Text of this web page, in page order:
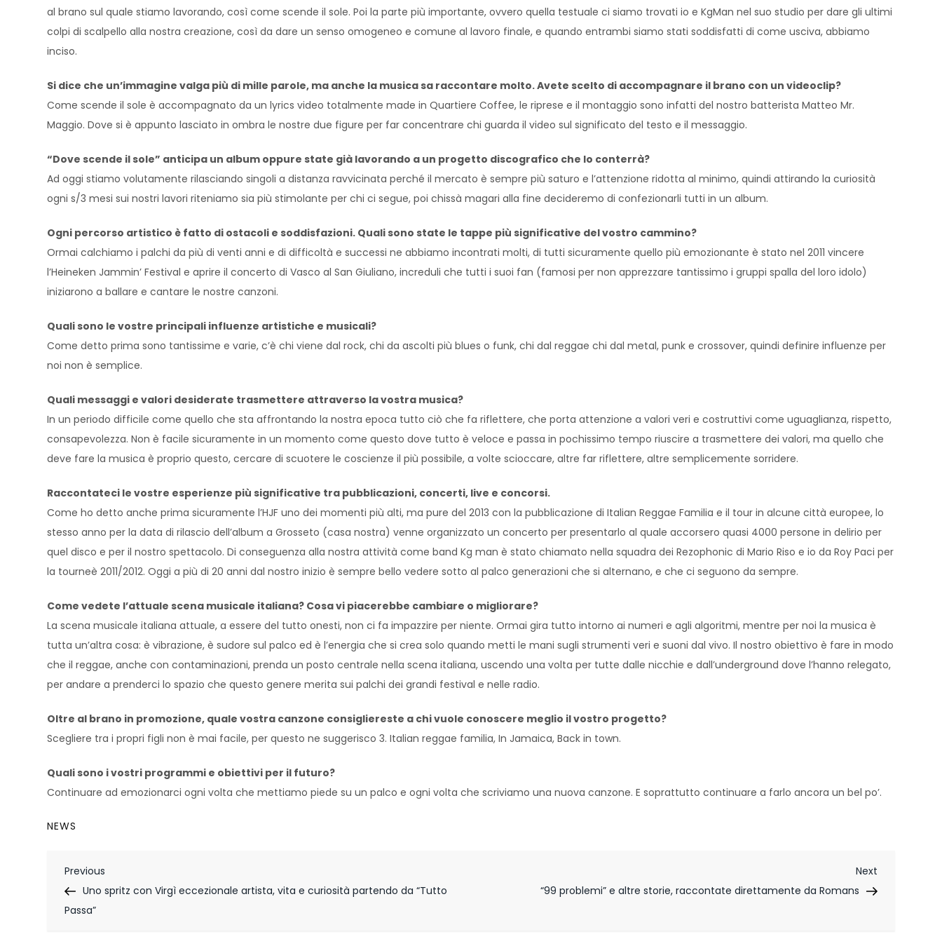
al brano sul quale stiamo lavorando, così come scende il sole. Poi la parte più importante, ovvero quella testuale ci siamo trovati io e KgMan nel suo studio per dare gli ultimi
colpi di scalpello alla nostra creazione, così da dare un senso omogeneo e comune al lavoro finale, e quando entrambi siamo stati soddisfatti di come usciva, abbiamo
inciso.
Si dice che un’immagine valga più di mille parole, ma anche la musica sa raccontare molto. Avete scelto di accompagnare il brano con un videoclip?
Come scende il sole è accompagnato da un lyrics video totalmente made in Quartiere Coffee, le riprese e il montaggio sono infatti del nostro batterista Matteo Mr.
Maggio. Dove si è appunto lasciato in ombra le nostre due figure per far concentrare chi guarda il video sul significato del testo e il messaggio.
“Dove scende il sole” anticipa un album oppure state già lavorando a un progetto discografico che lo conterrà?
Ad oggi stiamo volutamente rilasciando singoli a distanza ravvicinata perché il mercato è sempre più saturo e l’attenzione ridotta al minimo, quindi attirando la curiosità
ogni s/3 mesi sui nostri lavori riteniamo sia più stimolante per chi ci segue, poi chissà magari alla fine decideremo di confezionarli tutti in un album.
Ogni percorso artistico è fatto di ostacoli e soddisfazioni. Quali sono state le tappe più significative del vostro cammino?
Ormai calchiamo i palchi da più di venti anni e di difficoltà e successi ne abbiamo incontrati molti, di tutti sicuramente quello più emozionante è stato nel 2011 vincere
l’Heineken Jammin’ Festival e aprire il concerto di Vasco al San Giuliano, increduli che tutti i suoi fan (famosi per non apprezzare tantissimo i gruppi spalla del loro idolo)
iniziarono a ballare e cantare le nostre canzoni.
Quali sono le vostre principali influenze artistiche e musicali?
Come detto prima sono tantissime e varie, c’è chi viene dal rock, chi da ascolti più blues o funk, chi dal reggae chi dal metal, punk e crossover, quindi definire influenze per
noi non è semplice.
Quali messaggi e valori desiderate trasmettere attraverso la vostra musica?
In un periodo difficile come quello che sta affrontando la nostra epoca tutto ciò che fa riflettere, che porta attenzione a valori veri e costruttivi come uguaglianza, rispetto,
consapevolezza. Non è facile sicuramente in un momento come questo dove tutto è veloce e passa in pochissimo tempo riuscire a trasmettere dei valori, ma quello che
deve fare la musica è proprio questo, cercare di scuotere le coscienze il più possibile, a volte scioccare, altre far riflettere, altre semplicemente sorridere.
Raccontateci le vostre esperienze più significative tra pubblicazioni, concerti, live e concorsi.
Come ho detto anche prima sicuramente l’HJF uno dei momenti più alti, ma pure del 2013 con la pubblicazione di Italian Reggae Familia e il tour in alcune città europee, lo
stesso anno per la data di rilascio dell’album a Grosseto (casa nostra) venne organizzato un concerto per presentarlo al quale accorsero quasi 4000 persone in delirio per
quel disco e per il nostro spettacolo. Di conseguenza alla nostra attività come band Kg man è stato chiamato nella squadra dei Rezophonic di Mario Riso e io da Roy Paci per
la tourneè 2011/2012. Oggi a più di 20 anni dal nostro inizio è sempre bello vedere sotto al palco generazioni che si alternano, e che ci seguono da sempre.
Come vedete l’attuale scena musicale italiana? Cosa vi piacerebbe cambiare o migliorare?
La scena musicale italiana attuale, a essere del tutto onesti, non ci fa impazzire per niente. Ormai gira tutto intorno ai numeri e agli algoritmi, mentre per noi la musica è
tutta un’altra cosa: è vibrazione, è sudore sul palco ed è l’energia che si crea solo quando metti le mani sugli strumenti veri e suoni dal vivo. Il nostro obiettivo è fare in modo
che il reggae, anche con contaminazioni, prenda un posto centrale nella scena italiana, uscendo una volta per tutte dalle nicchie e dall’underground dove l’hanno relegato,
per andare a prenderci lo spazio che questo genere merita sui palchi dei grandi festival e nelle radio.
Oltre al brano in promozione, quale vostra canzone consigliereste a chi vuole conoscere meglio il vostro progetto?
Scegliere tra i propri figli non è mai facile, per questo ne suggerisco 3. Italian reggae familia, In Jamaica, Back in town.
Quali sono i vostri programmi e obiettivi per il futuro?
Continuare ad emozionarci ogni volta che mettiamo piede su un palco e ogni volta che scriviamo una nuova canzone. E soprattutto continuare a farlo ancora un bel po’.
NEWS
N
a
Previous
Post
Previous
Uno spritz con Virgì eccezionale artista, vita e curiosità partendo da “Tutto
Passa”
Next
Post
Next
“99 problemi” e altre storie, raccontate direttamente da Romans